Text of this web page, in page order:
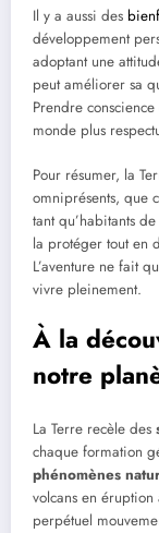
Il y a aussi des
développement
adoptant une
peut améliorer sa
Prendre
monde plus
Pour résumer, la
omniprésents, que
tant qu’habitants
la protéger tout en
L’aventure ne fait
vivre pleinement.
À la
notre
La Terre recèle des
chaque formation
phénomènes
volcans en
perpétuel